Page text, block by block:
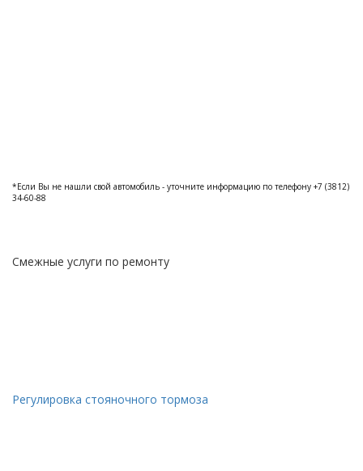
*Если Вы не нашли свой автомобиль - уточните информацию по телефону +7 (3812)
34-60-88
Смежные услуги по ремонту
Регулировка стояночного тормоза